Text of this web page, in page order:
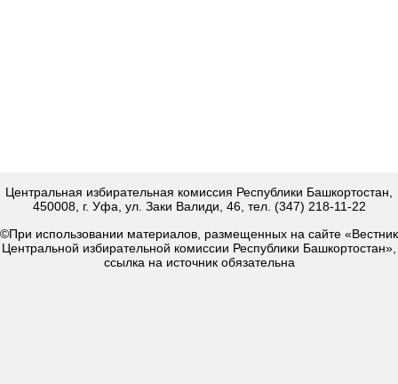
Центральная избирательная комиссия Республики Башкортостан,
450008, г. Уфа, ул. Заки Валиди, 46, тел. (347) 218-11-22
©При использовании материалов, размещенных на сайте «Вестник
Центральной избирательной комиссии Республики Башкортостан»,
ссылка на источник обязательна